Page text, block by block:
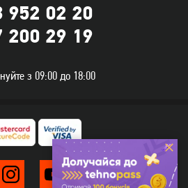
(1366C009)
3 539 грн
2 829 грн
952 02 20
200 29 19
з 09:00 до 18:00